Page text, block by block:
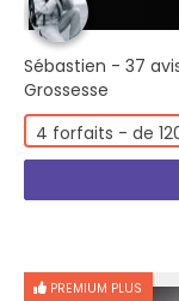
Sébastien - 37
Grossesse
4 forfaits - de
PREMIUM PLUS